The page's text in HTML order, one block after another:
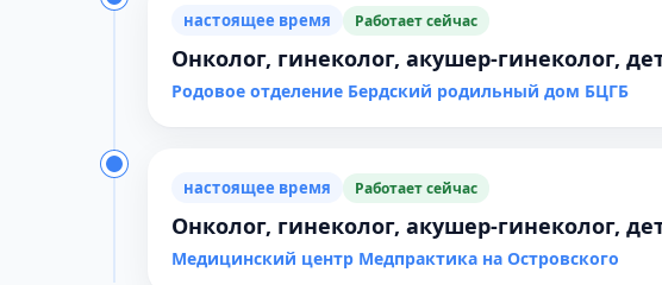
настоящее время Работает сейчас
Онколог, гинеколог, акушер-гинеколог,
Родовое отделение Бердский родильный дом БЦГБ
настоящее время Работает сейчас
Онколог, гинеколог, акушер-гинеколог,
Медицинский центр Медпрактика на Островского